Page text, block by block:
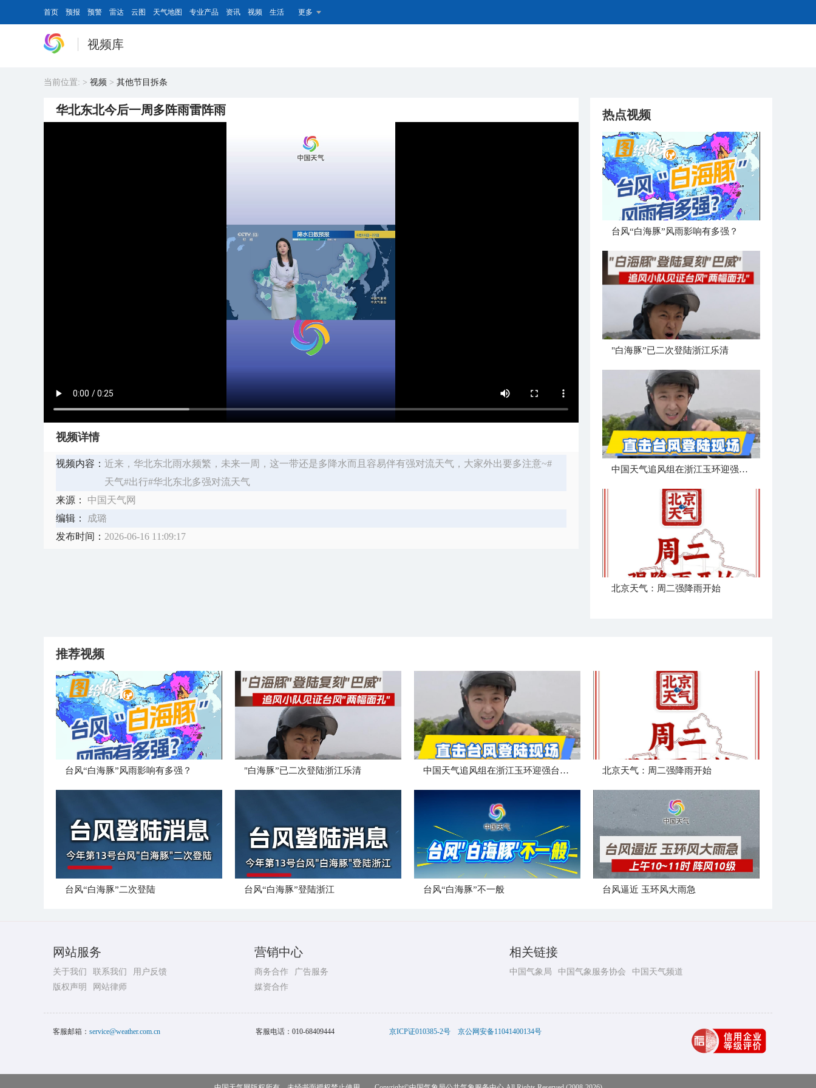
首页 预报 预警 雷达 云图 天气地图 专业产品 资讯 视频 生活 更多
视频库
当前位置: > 视频 > 其他节目拆条
华北东北今后一周多阵雨雷阵雨
视频详情
视频内容： 近来，华北东北雨水频繁，未来一周，这一带还是多降水而且容易伴有强对流天气，大家外出要多注意~#
天气#出行#华北东北多强对流天气
来源：
中国天气网
编辑：
成璐
发布时间： 2026-06-16 11:09:17
热点视频
台风“白海豚”风雨影响有多强？
"白海豚”已二次登陆浙江乐清
中国天气追风组在浙江玉环迎强台风“白海豚”登陆
北京天气：周二强降雨开始
推荐视频
台风“白海豚”风雨影响有多强？ "白海豚”已二次登陆浙江乐清 中国天气追风组在浙江玉环迎强台风“白海豚”登陆 北京天气：周二强降雨开始
台风“白海豚”二次登陆 台风“白海豚”登陆浙江 台风“白海豚”不一般 台风逼近 玉环风大雨急
网站服务
关于我们 联系我们
用户反馈
版权声明
网站律师
营销中心
商务合作
广告服务
媒资合作
相关链接
中国气象局 中国气象服务协会 中国天气频道
客服邮箱： service@weather.com.cn 客服电话： 010-68409444 京ICP证010385-2号 京公网安备11041400134号